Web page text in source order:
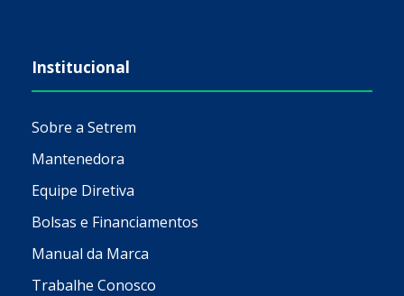
Institucional
Sobre a Setrem
Mantenedora
Equipe Diretiva
Bolsas e Financiamentos
Manual da Marca
Trabalhe Conosco